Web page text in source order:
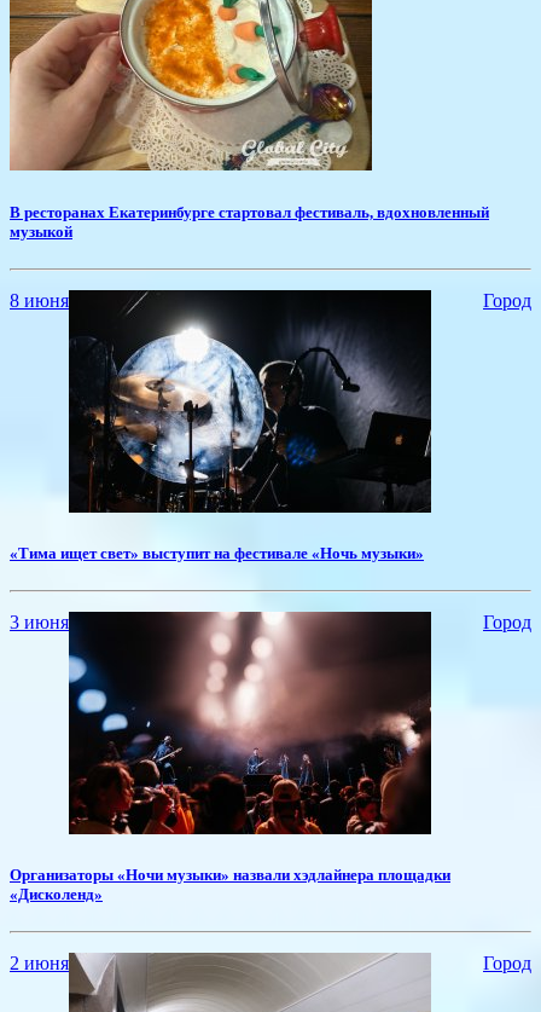
​В ресторанах Екатеринбурге стартовал фестиваль, вдохновленный
музыкой
8 июня Город
​«Тима ищет свет» выступит на фестивале «Ночь музыки»
3 июня Город
​Организаторы «Ночи музыки» назвали хэдлайнера площадки
«Дисколенд»
2 июня Город